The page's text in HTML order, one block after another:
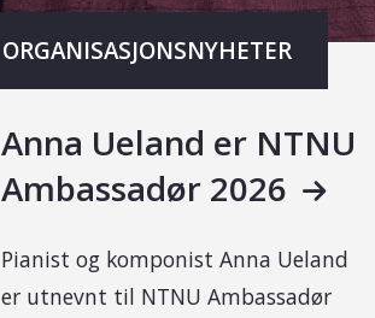
ORGANISASJONSNYHETER
Anna Ueland er NTNU
Ambassadør 2026
Pianist og komponist Anna Ueland
er utnevnt til NTNU Ambassadør